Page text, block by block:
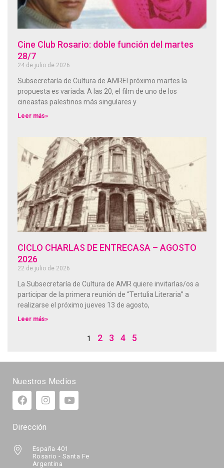
Cine Club Rosario: doble función del martes
28/7
24 de julio de 2026
Subsecretaría de Cultura de AMREl próximo martes la
propuesta es variada. A las 20, el film de uno de los
cineastas palestinos más singulares y
Leer más»
CICLO CHARLAS DE ENTRECASA – AGOSTO
2026
22 de julio de 2026
La Subsecretaría de Cultura de AMR quiere invitarlas/os a
participar de la primera reunión de “Tertulia Literaria” a
realizarse el próximo jueves 13 de agosto,
Leer más»
1 2 3 4 5
Nuestros Medios
Dirección
España 401
Rosario - Santa Fe
Argentina